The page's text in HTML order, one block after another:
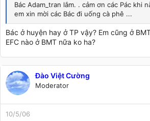
Bác Adam_tran lắm. . cảm ơn các Pác khi
em xin mời các Bác đi uống cà phê ...
Bác ở huyện hay ở TP vậy? Em cũng ở
EFC nào ở BMT nữa ko ha?
Đào Việt Cường
Moderator
10/5/06